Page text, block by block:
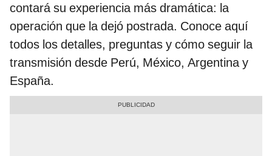
contará su experiencia más dramática: la
operación que la dejó postrada. Conoce aquí
todos los detalles, preguntas y cómo seguir la
transmisión desde Perú, México, Argentina y
España.